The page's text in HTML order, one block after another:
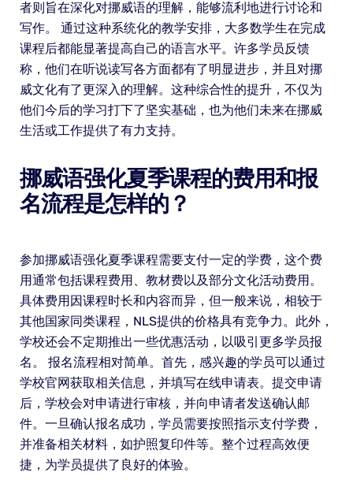
者则旨在深化对挪威语的理解，能够流利地进行讨论和
写作。 通过这种系统化的教学安排，大多数学生在完成
课程后都能显著提高自己的语言水平。许多学员反馈
称，他们在听说读写各方面都有了明显进步，并且对挪
威文化有了更深入的理解。这种综合性的提升，不仅为
他们今后的学习打下了坚实基础，也为他们未来在挪威
生活或工作提供了有力支持。
挪威语强化夏季课程的费用和报
名流程是怎样的？
参加挪威语强化夏季课程需要支付一定的学费，这个费
用通常包括课程费用、教材费以及部分文化活动费用。
具体费用因课程时长和内容而异，但一般来说，相较于
其他国家同类课程，NLS提供的价格具有竞争力。此外，
学校还会不定期推出一些优惠活动，以吸引更多学员报
名。 报名流程相对简单。首先，感兴趣的学员可以通过
学校官网获取相关信息，并填写在线申请表。提交申请
后，学校会对申请进行审核，并向申请者发送确认邮
件。一旦确认报名成功，学员需要按照指示支付学费，
并准备相关材料，如护照复印件等。整个过程高效便
捷，为学员提供了良好的体验。